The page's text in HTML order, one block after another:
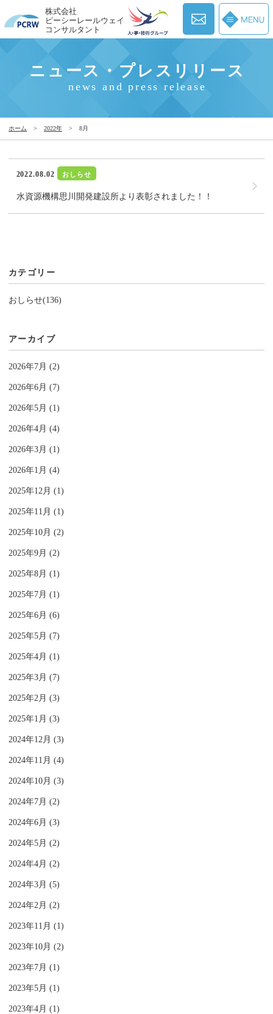
株式会社
ピーシーレールウェイ
コンサルタント
ニュース・プレスリリース
news and press release
ホーム > 2022年 > 8月
2022.08.02 おしらせ
水資源機構思川開発建設所より表彰されました！！
カテゴリー
おしらせ(136)
アーカイブ
2026年7月 (2)
2026年6月 (7)
2026年5月 (1)
2026年4月 (4)
2026年3月 (1)
2026年1月 (4)
2025年12月 (1)
2025年11月 (1)
2025年10月 (2)
2025年9月 (2)
2025年8月 (1)
2025年7月 (1)
2025年6月 (6)
2025年5月 (7)
2025年4月 (1)
2025年3月 (7)
2025年2月 (3)
2025年1月 (3)
2024年12月 (3)
2024年11月 (4)
2024年10月 (3)
2024年7月 (2)
2024年6月 (3)
2024年5月 (2)
2024年4月 (2)
2024年3月 (5)
2024年2月 (2)
2023年11月 (1)
2023年10月 (2)
2023年7月 (1)
2023年5月 (1)
2023年4月 (1)